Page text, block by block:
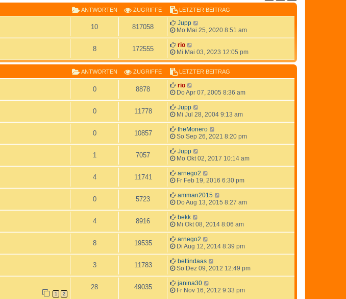
ANTWORTEN ZUGRIFFE LETZTER BEITRAG
10 817058
Jupp
Mo Mai 25, 2020 8:51 am
8 172555
rio
Mi Mai 03, 2023 12:05 pm
ANTWORTEN ZUGRIFFE LETZTER BEITRAG
0 8878
rio
Do Apr 07, 2005 8:36 am
0 11778
Jupp
Mi Jul 28, 2004 9:13 am
0 10857
theMonero
So Sep 26, 2021 8:20 pm
1 7057
Jupp
Mo Okt 02, 2017 10:14 am
4 11741
arnego2
Fr Feb 19, 2016 6:30 pm
0 5723
amman2015
Do Aug 13, 2015 8:27 am
4 8916
bekk
Mi Okt 08, 2014 8:06 am
8 19535
arnego2
Di Aug 12, 2014 8:39 pm
3 11783
bettindaas
So Dez 09, 2012 12:49 pm
1 2
28 49035
janina30
Fr Nov 16, 2012 9:33 pm